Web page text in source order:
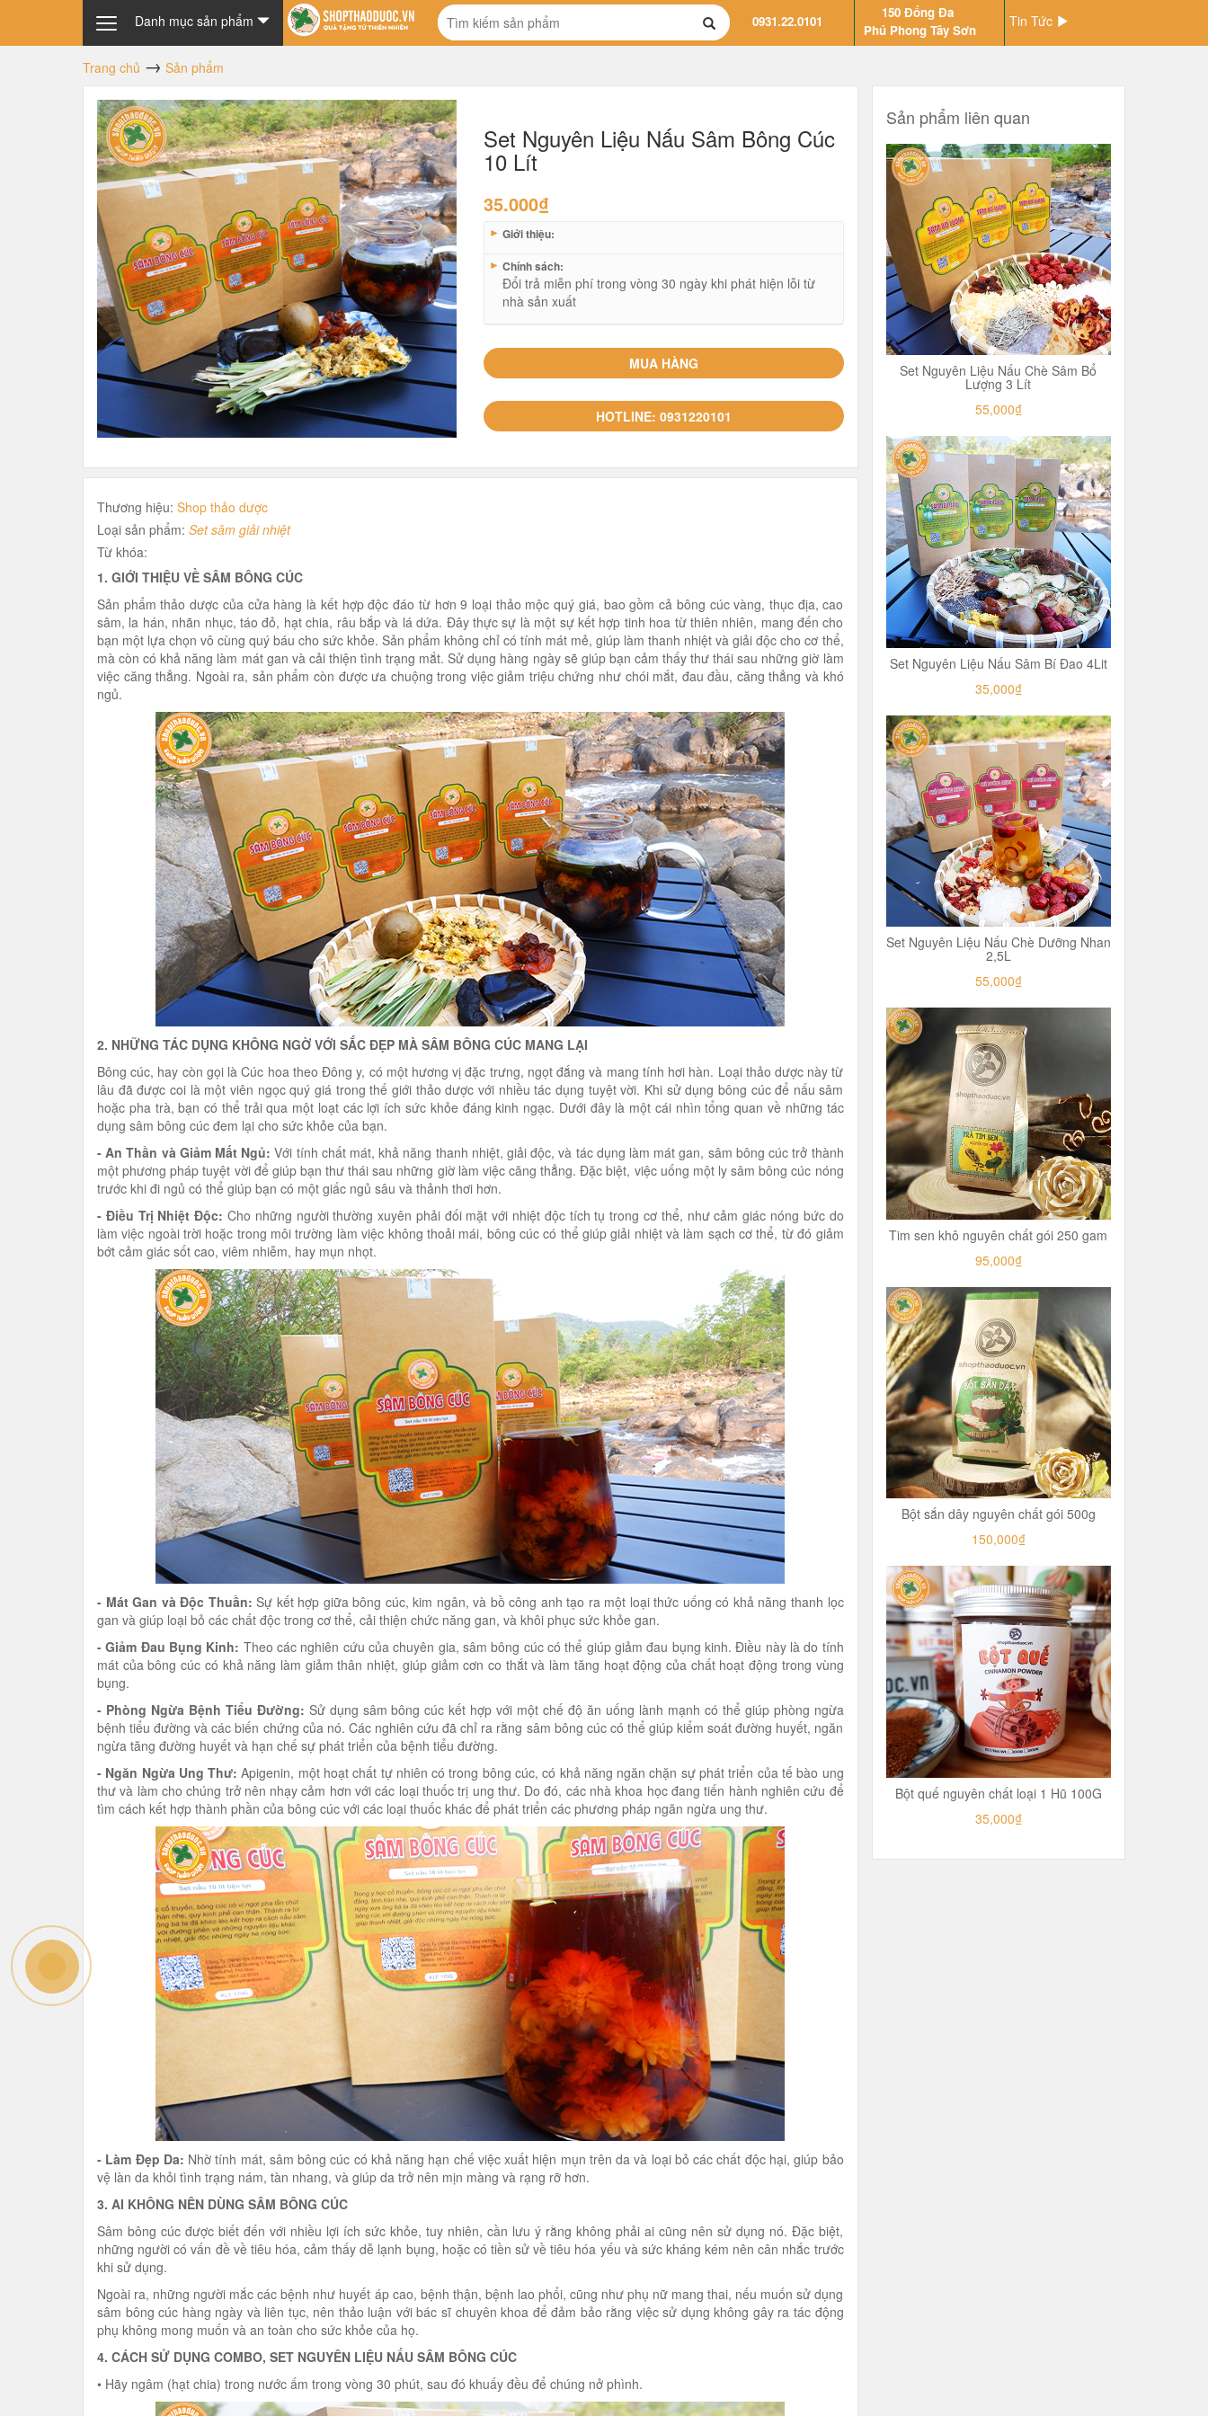
Danh mục sản phẩm 0931.22.0101
150 Đống Đa
Phú Phong Tây Sơn
Tin Tức
Trang chủ Sản phẩm
Set Nguyên Liệu Nấu Sâm Bông Cúc
10 Lít
35.000₫
► Giới thiệu:
► Chính sách:
Đổi trả miễn phí trong vòng 30 ngày khi phát hiện lỗi từ
nhà sản xuất
MUA HÀNG
HOTLINE: 0931220101
Thương hiệu: Shop thảo dược
Loại sản phẩm: Set sâm giải nhiệt
Từ khóa:
1. GIỚI THIỆU VỀ SÂM BÔNG CÚC
Sản phẩm thảo dược của cửa hàng là kết hợp độc đáo từ hơn 9 loại thảo mộc quý giá, bao gồm cả bông cúc vàng, thục địa, cao
sâm, la hán, nhãn nhục, táo đỏ, hạt chia, râu bắp và lá dứa. Đây thực sự là một sự kết hợp tinh hoa từ thiên nhiên, mang đến cho
bạn một lựa chọn vô cùng quý báu cho sức khỏe. Sản phẩm không chỉ có tính mát mẻ, giúp làm thanh nhiệt và giải độc cho cơ thể,
mà còn có khả năng làm mát gan và cải thiện tình trạng mắt. Sử dụng hàng ngày sẽ giúp bạn cảm thấy thư thái sau những giờ làm
việc căng thẳng. Ngoài ra, sản phẩm còn được ưa chuộng trong việc giảm triệu chứng như chói mắt, đau đầu, căng thẳng và khó
ngủ.
2. NHỮNG TÁC DỤNG KHÔNG NGỜ VỚI SẮC ĐẸP MÀ SÂM BÔNG CÚC MANG LẠI
Bông cúc, hay còn gọi là Cúc hoa theo Đông y, có một hương vị đặc trưng, ngọt đắng và mang tính hơi hàn. Loại thảo dược này từ
lâu đã được coi là một viên ngọc quý giá trong thế giới thảo dược với nhiều tác dụng tuyệt vời. Khi sử dụng bông cúc để nấu sâm
hoặc pha trà, bạn có thể trải qua một loạt các lợi ích sức khỏe đáng kinh ngạc. Dưới đây là một cái nhìn tổng quan về những tác
dụng sâm bông cúc đem lại cho sức khỏe của bạn.
- An Thần và Giảm Mất Ngủ:Với tính chất mát, khả năng thanh nhiệt, giải độc, và tác dụng làm mát gan, sâm bông cúc trở thành
một phương pháp tuyệt vời để giúp bạn thư thái sau những giờ làm việc căng thẳng. Đặc biệt, việc uống một ly sâm bông cúc nóng
trước khi đi ngủ có thể giúp bạn có một giấc ngủ sâu và thảnh thơi hơn.
- Điều Trị Nhiệt Độc: Cho những người thường xuyên phải đối mặt với nhiệt độc tích tụ trong cơ thể, như cảm giác nóng bức do
làm việc ngoài trời hoặc trong môi trường làm việc không thoải mái, bông cúc có thể giúp giải nhiệt và làm sạch cơ thể, từ đó giảm
bớt cảm giác sốt cao, viêm nhiễm, hay mụn nhọt.
- Mát Gan và Độc Thuần: Sự kết hợp giữa bông cúc, kim ngân, và bồ công anh tạo ra một loại thức uống có khả năng thanh lọc
gan và giúp loại bỏ các chất độc trong cơ thể, cải thiện chức năng gan, và khôi phục sức khỏe gan.
- Giảm Đau Bụng Kinh: Theo các nghiên cứu của chuyên gia, sâm bông cúc có thể giúp giảm đau bụng kinh. Điều này là do tính
mát của bông cúc có khả năng làm giảm thân nhiệt, giúp giảm cơn co thắt và làm tăng hoạt động của chất hoạt động trong vùng
bụng.
- Phòng Ngừa Bệnh Tiểu Đường: Sử dụng sâm bông cúc kết hợp với một chế độ ăn uống lành mạnh có thể giúp phòng ngừa
bệnh tiểu đường và các biến chứng của nó. Các nghiên cứu đã chỉ ra rằng sâm bông cúc có thể giúp kiểm soát đường huyết, ngăn
ngừa tăng đường huyết và hạn chế sự phát triển của bệnh tiểu đường.
- Ngăn Ngừa Ung Thư:Apigenin, một hoạt chất tự nhiên có trong bông cúc, có khả năng ngăn chặn sự phát triển của tế bào ung
thư và làm cho chúng trở nên nhạy cảm hơn với các loại thuốc trị ung thư. Do đó, các nhà khoa học đang tiến hành nghiên cứu để
tìm cách kết hợp thành phần của bông cúc với các loại thuốc khác để phát triển các phương pháp ngăn ngừa ung thư.
- Làm Đẹp Da: Nhờ tính mát, sâm bông cúc có khả năng hạn chế việc xuất hiện mụn trên da và loại bỏ các chất độc hại, giúp bảo
vệ làn da khỏi tình trạng nám, tàn nhang, và giúp da trở nên mịn màng và rạng rỡ hơn.
3. AI KHÔNG NÊN DÙNG SÂM BÔNG CÚC
Sâm bông cúc được biết đến với nhiều lợi ích sức khỏe, tuy nhiên, cần lưu ý rằng không phải ai cũng nên sử dụng nó. Đặc biệt,
những người có vấn đề về tiêu hóa, cảm thấy dễ lạnh bụng, hoặc có tiền sử về tiêu hóa yếu và sức kháng kém nên cân nhắc trước
khi sử dụng.
Ngoài ra, những người mắc các bệnh như huyết áp cao, bệnh thận, bệnh lao phổi, cũng như phụ nữ mang thai, nếu muốn sử dụng
sâm bông cúc hàng ngày và liên tục, nên thảo luận với bác sĩ chuyên khoa để đảm bảo rằng việc sử dụng không gây ra tác động
phụ không mong muốn và an toàn cho sức khỏe của họ.
4. CÁCH SỬ DỤNG COMBO, SET NGUYÊN LIỆU NẤU SÂM BÔNG CÚC
• Hãy ngâm (hạt chia) trong nước ấm trong vòng 30 phút, sau đó khuấy đều để chúng nở phình.
Sản phẩm liên quan
Set Nguyên Liệu Nấu Chè Sâm Bổ
Lượng 3 Lít
55,000₫
Set Nguyên Liệu Nấu Sâm Bí Đao 4Lit
35,000₫
Set Nguyên Liệu Nấu Chè Dưỡng Nhan
2,5L
55,000₫
Tim sen khô nguyên chất gói 250 gam
95,000₫
Bột sắn dây nguyên chất gói 500g
150,000₫
Bột quế nguyên chất loại 1 Hũ 100G
35,000₫